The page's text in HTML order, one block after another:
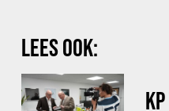
LEES OOK: